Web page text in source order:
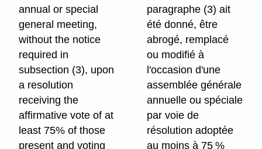
annual or special
general meeting,
without the notice
required in
subsection (3), upon
a resolution
receiving the
affirmative vote of at
least 75% of those
present and voting
paragraphe (3) ait
été donné, être
abrogé, remplacé
ou modifié à
l'occasion d'une
assemblée générale
annuelle ou spéciale
par voie de
résolution adoptée
au moins à 75 %